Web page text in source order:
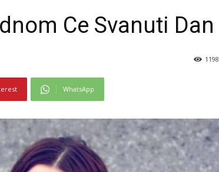
Ce Svanuti Dan
1198
WhatsApp